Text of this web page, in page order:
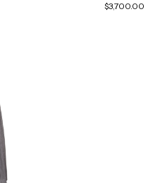
$3,700.00